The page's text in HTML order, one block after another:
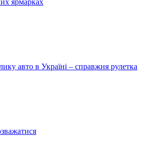
авто в Україні – справжня рулетка